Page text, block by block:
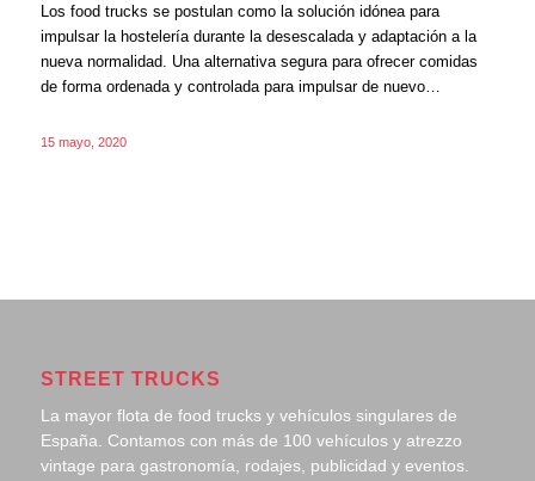
Los food trucks se postulan como la solución idónea para
impulsar la hostelería durante la desescalada y adaptación a la
nueva normalidad. Una alternativa segura para ofrecer comidas
de forma ordenada y controlada para impulsar de nuevo…
15 mayo, 2020
STREET TRUCKS
La mayor flota de food trucks y vehículos singulares de
España. Contamos con más de 100 vehículos y atrezzo
vintage para gastronomía, rodajes, publicidad y eventos.